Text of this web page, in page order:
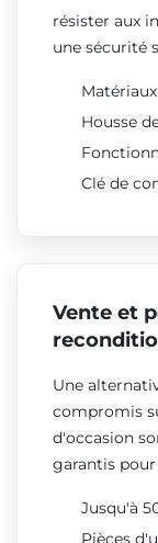
résister aux
une sécurité
Housse
Clé de
Vente et
Une
compromis
d'occasion
garantis
Jusqu'à
Pièces